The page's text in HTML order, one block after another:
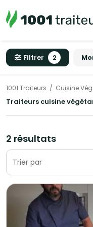
Filtrer 2
1001 Traiteurs Cuisine
Traiteurs cuisine
2 résultats
Trier par